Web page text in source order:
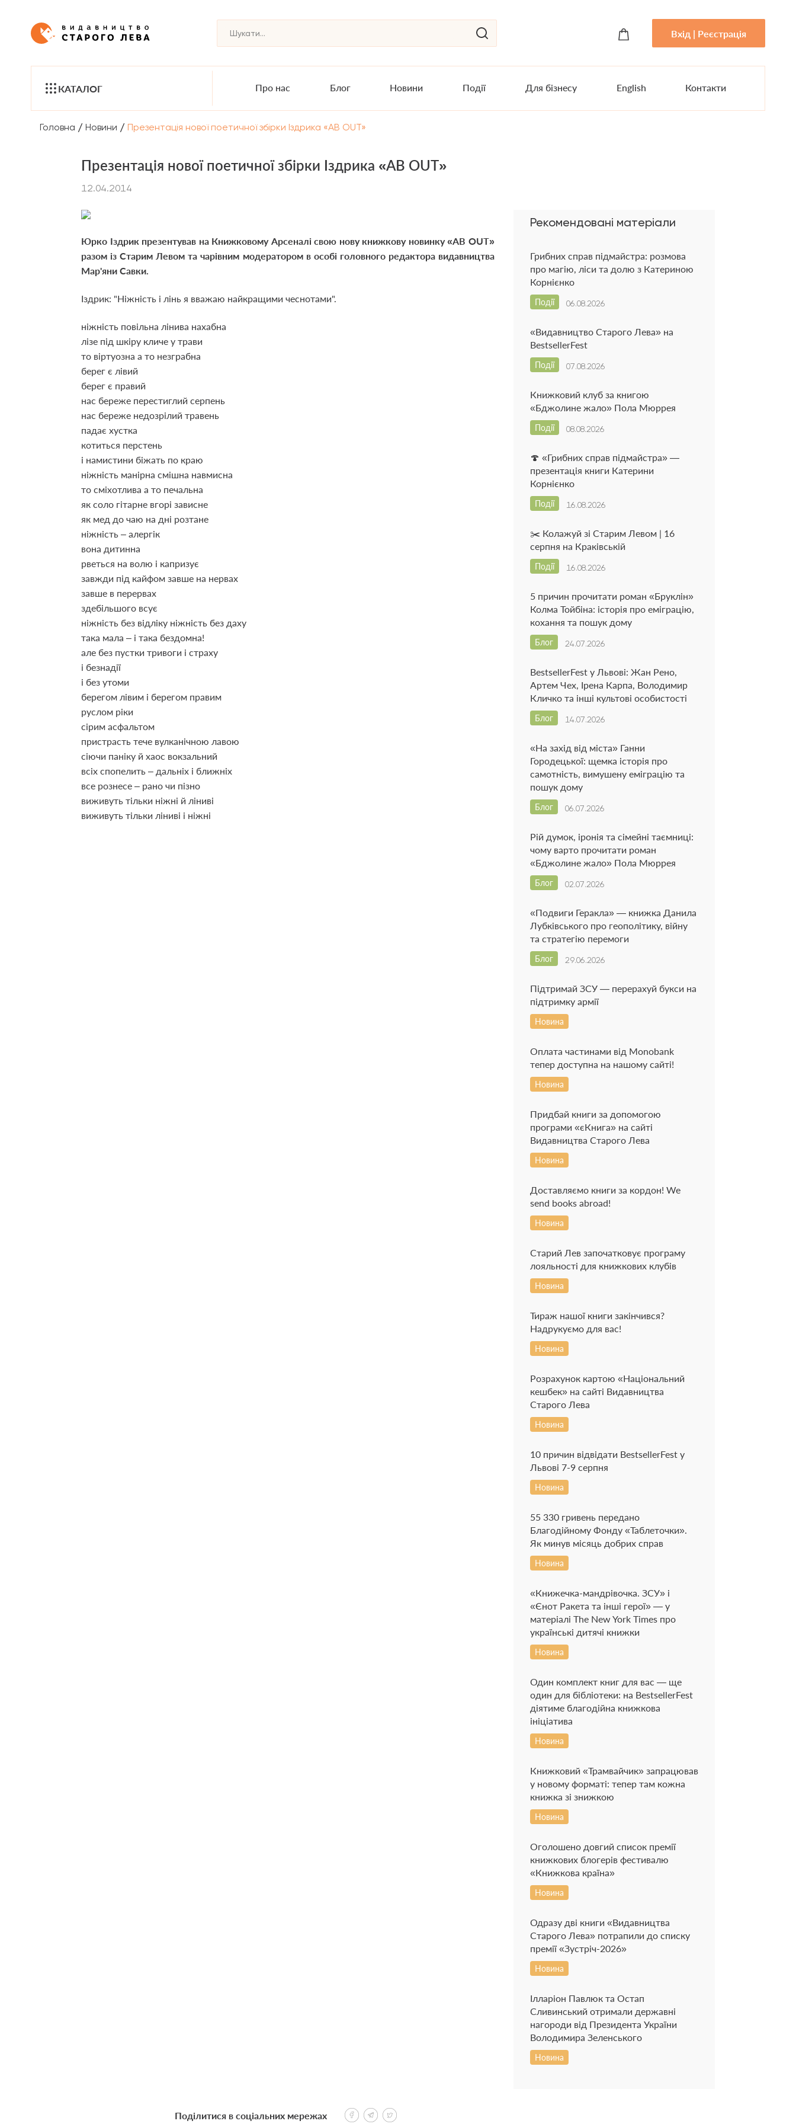
Вхід | Реєстрація
КАТАЛОГ Про нас Блог Новини Події Для бізнесу English Контакти
Головна / Новини / Презентація нової поетичної збірки Іздрика «AB OUT»
Презентація нової поетичної збірки Іздрика «AB OUT»
12.04.2014
Юрко Іздрик презентував на Книжковому Арсеналі свою нову книжкову новинку «AB OUT»
разом із Старим Левом та чарівним модератором в особі головного редактора видавництва
Мар'яни Савки.
Іздрик: "Ніжність і лінь я вважаю найкращими чеснотами".
ніжність повільна лінива нахабна
лізе під шкіру кличе у трави
то віртуозна а то незграбна
берег є лівий
берег є правий
нас береже перестиглий серпень
нас береже недозрілий травень
падає хустка
котиться перстень
і намистини біжать по краю
ніжність манірна смішна навмисна
то сміхотлива а то печальна
як соло гітарне вгорі зависне
як мед до чаю на дні розтане
ніжність – алергік
вона дитинна
рветься на волю і капризує
завжди під кайфом завше на нервах
завше в перервах
здебільшого всує
ніжність без відліку ніжність без даху
така мала – і така бездомна!
але без пустки тривоги і страху
і безнадії
і без утоми
берегом лівим і берегом правим
руслом ріки
сірим асфальтом
пристрасть тече вулканічною лавою
сіючи паніку й хаос вокзальний
всіх спопелить – дальніх і ближніх
все рознесе – рано чи пізно
виживуть тільки ніжні й ліниві
виживуть тільки ліниві і ніжні
Рекомендовані матеріали
Грибних справ підмайстра: розмова
про магію, ліси та долю з Катериною
Корнієнко
06.08.2026
Події
«Видавництво Старого Лева» на
BestsellerFest
07.08.2026
Події
Книжковий клуб за книгою
«Бджолине жало» Пола Мюррея
08.08.2026
Події
🍄 «Грибних справ підмайстра» —
презентація книги Катерини
Корнієнко
16.08.2026
Події
✂️ Колажуй зі Старим Левом | 16
серпня на Краківській
16.08.2026
Події
5 причин прочитати роман «Бруклін»
Колма Тойбіна: історія про еміграцію,
кохання та пошук дому
24.07.2026
Блог
BestsellerFest у Львові: Жан Рено,
Артем Чех, Ірена Карпа, Володимир
Кличко та інші культові особистості
14.07.2026
Блог
«На захід від міста» Ганни
Городецької: щемка історія про
самотність, вимушену еміграцію та
пошук дому
06.07.2026
Блог
Рій думок, іронія та сімейні таємниці:
чому варто прочитати роман
«Бджолине жало» Пола Мюррея
02.07.2026
Блог
«Подвиги Геракла» — книжка Данила
Лубківського про геополітику, війну
та стратегію перемоги
29.06.2026
Блог
Підтримай ЗСУ — перерахуй букси на
підтримку армії
Новина
Оплата частинами від Monobank
тепер доступна на нашому сайті!
Новина
Придбай книги за допомогою
програми «єКнига» на сайті
Видавництва Старого Лева
Новина
Доставляємо книги за кордон! We
send books abroad!
Новина
Старий Лев започатковує програму
лояльності для книжкових клубів
Новина
Тираж нашої книги закінчився?
Надрукуємо для вас!
Новина
Розрахунок картою «Національний
кешбек» на сайті Видавництва
Старого Лева
Новина
10 причин відвідати BestsellerFest у
Львові 7-9 серпня
Новина
55 330 гривень передано
Благодійному Фонду «Таблеточки».
Як минув місяць добрих справ
Новина
«Книжечка-мандрівочка. ЗСУ» і
«Єнот Ракета та інші герої» — у
матеріалі The New York Times про
українські дитячі книжки
Новина
Один комплект книг для вас — ще
один для бібліотеки: на BestsellerFest
діятиме благодійна книжкова
ініціатива
Новина
Книжковий «Трамвайчик» запрацював
у новому форматі: тепер там кожна
книжка зі знижкою
Новина
Оголошено довгий список премії
книжкових блогерів фестивалю
«Книжкова країна»
Новина
Одразу дві книги «Видавництва
Старого Лева» потрапили до списку
премії «Зустріч-2026»
Новина
Ілларіон Павлюк та Остап
Сливинський отримали державні
нагороди від Президента України
Володимира Зеленського
Новина
Поділитися в соціальних мережах